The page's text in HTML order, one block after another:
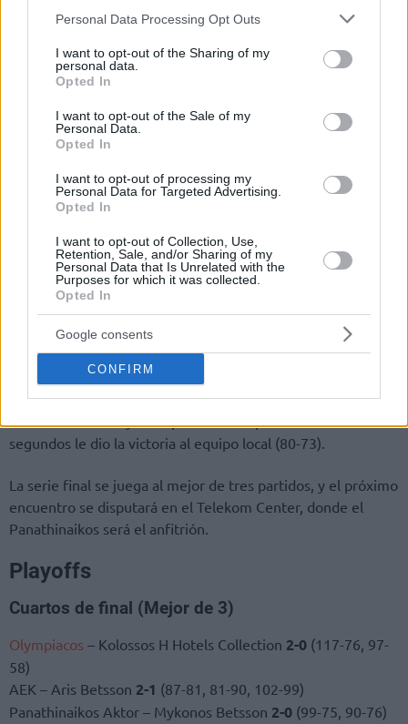
Please note that this website/app uses one or more Google
not limited to your visit or usage behaviour. You may click to
grant or deny consent to Google and its third-party tags to
use your data for below specified purposes in below Google
consent section.
Personal Data Processing Opt Outs
I want to opt-out of the Sharing of my
personal data.
Opted In
I want to opt-out of the Sale of my
Personal Data.
Opted In
I want to opt-out of processing my
Personal Data for Targeted Advertising.
Opted In
I want to opt-out of Collection, Use,
Retention, Sale, and/or Sharing of my
Personal Data that Is Unrelated with the
Purposes for which it was collected.
Opted In
Google consents
CONFIRM
Sin embargo, el Panathinaikos logró remontar gracias a una
actuación increíble de Mitoglou, quien anotó cuatro triples
en el tercer cuarto. El PAO incluso se puso por delante en el
último cuarto (65-64), pero el Olympique de Olympia
mantuvo la calma y un triple de Walkup a falta de 23
segundos le dio la victoria al equipo local (80-73).
La serie final se juega al mejor de tres partidos, y el próximo
encuentro se disputará en el Telekom Center, donde el
Panathinaikos será el anfitrión.
Playoffs
Cuartos de final (Mejor de 3)
Olympiacos – Kolossos H Hotels Collection 2-0 (117-76, 97-
58)
AEK – Aris Betsson 2-1 (87-81, 81-90, 102-99)
Panathinaikos Aktor – Mykonos Betsson 2-0 (99-75, 90-76)